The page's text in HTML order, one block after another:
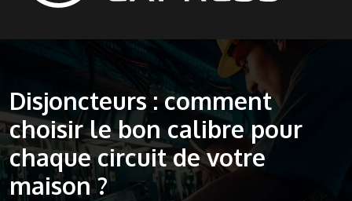
Disjoncteurs : comment
choisir le bon calibre pour
chaque circuit de votre
maison ?